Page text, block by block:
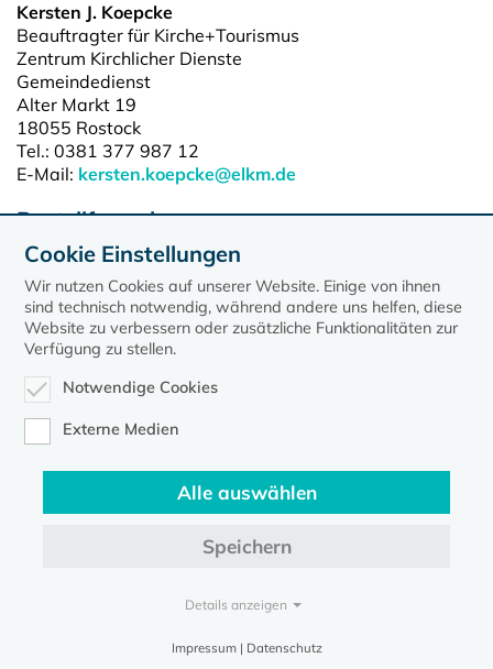
Kersten J. Koepcke
Beauftragter für Kirche+Tourismus
Zentrum Kirchlicher Dienste
Gemeindedienst
Alter Markt 19
18055 Rostock
Tel.: 0381 377 987 12
E-Mail: kersten.koepcke@elkm.de
Bestellformular
Hier können Sie unsere Pilgerführer und/oder den
Pilgerpass der Nordkirche online bestellen
Datenschutz
Evangelische Kirche in Mecklenburg-Vorpommern © 2026
Cookie Einstellungen
Wir nutzen Cookies auf unserer Website. Einige von ihnen
sind technisch notwendig, während andere uns helfen, diese
Website zu verbessern oder zusätzliche Funktionalitäten zur
Verfügung zu stellen.
Notwendige Cookies
Externe Medien
Alle auswählen
Speichern
Details anzeigen
Impressum | Datenschutz